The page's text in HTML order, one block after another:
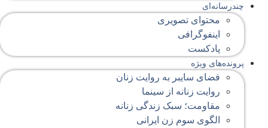
چندرسانه‌ای
محتوای تصویری
اینفوگرافی
پادکست
پرونده‌های ویژه
فضای سایبر به روایت زنان
روایت زنانه از سینما
مقاومت؛ سبک زندگی زنانه
الگوی سوم زن ایرانی